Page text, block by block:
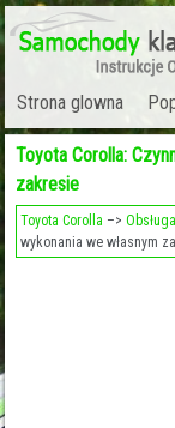
Strona glowna
Toyota Corolla:
zakresie
Toyota Corolla –>
wykonania we własnym